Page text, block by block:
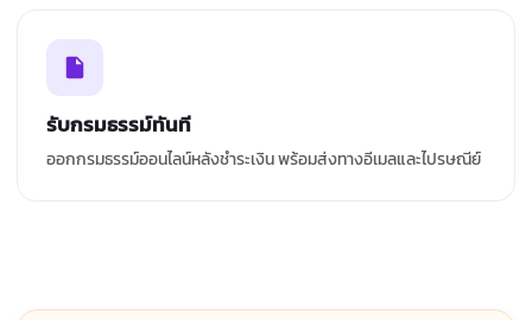
รับกรมธรรม์ทันที
ออกกรมธรรม์ออนไลน์หลังชำระเงิน พร้อมส่งทางอีเมลและไปรษณีย์